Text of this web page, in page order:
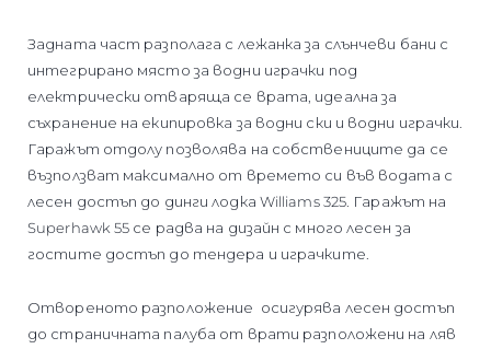
Задната част разполага с лежанка за слънчеви бани с
интегрирано място за водни играчки под
електрически отваряща се врата, идеална за
съхранение на екипировка за водни ски и водни играчки.
Гаражът отдолу позволява на собствениците да се
възползват максимално от времето си във водата с
лесен достъп до динги лодка Williams 325. Гаражът на
Superhawk 55 се радва на дизайн с много лесен за
гостите достъп до тендера и играчките.
Отвореното разположение осигурява лесен достъп
до страничната палуба от врати разположени на ляв